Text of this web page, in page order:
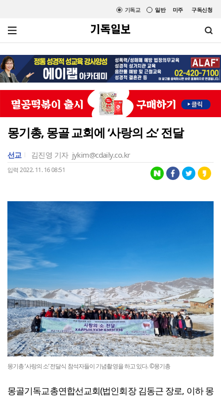
미주 구독신청
일반
기독교
몽기총, 몽골 교회에 ‘사랑의 소’ 전달
선교 김진영 기자 jykim@cdaily.co.kr
입력 2022. 11. 16 08:51
몽기총 ‘사랑의 소’ 전달식 참석자들이 기념촬영을 하고 있다. ©몽기총
몽골기독교총연합선교회(법인회장 김동근 장로, 이하 몽